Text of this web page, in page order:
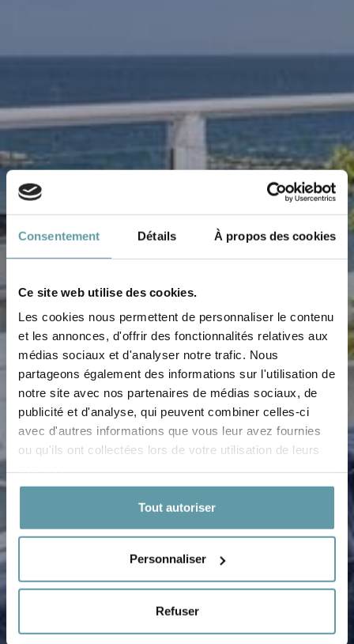
Consentement Détails À propos des cookies
Ce site web utilise des cookies.
Les cookies nous permettent de personnaliser le contenu
et les annonces, d'offrir des fonctionnalités relatives aux
médias sociaux et d'analyser notre trafic. Nous
partageons également des informations sur l'utilisation de
notre site avec nos partenaires de médias sociaux, de
publicité et d'analyse, qui peuvent combiner celles-ci
avec d'autres informations que vous leur avez fournies
ou qu'ils ont collectées lors de votre utilisation de leurs
Tout autoriser
Personnaliser
Refuser